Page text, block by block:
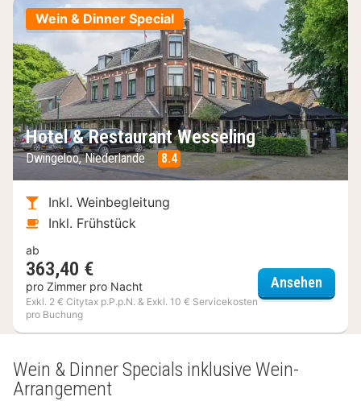
Wein & Dinner Special
Hotel & Restaurant Wesseling
Dwingeloo, Niederlande 8.4
Inkl. Weinbegleitung
Inkl. Frühstück
ab
363,40 €
pro Zimmer pro Nacht
Exkl. 2 € Citytax p.P.p.N. & Exkl. 10 € Servicekosten
pro Buchung
Ansehen
Wein & Dinner Specials inklusive Wein-
Arrangement